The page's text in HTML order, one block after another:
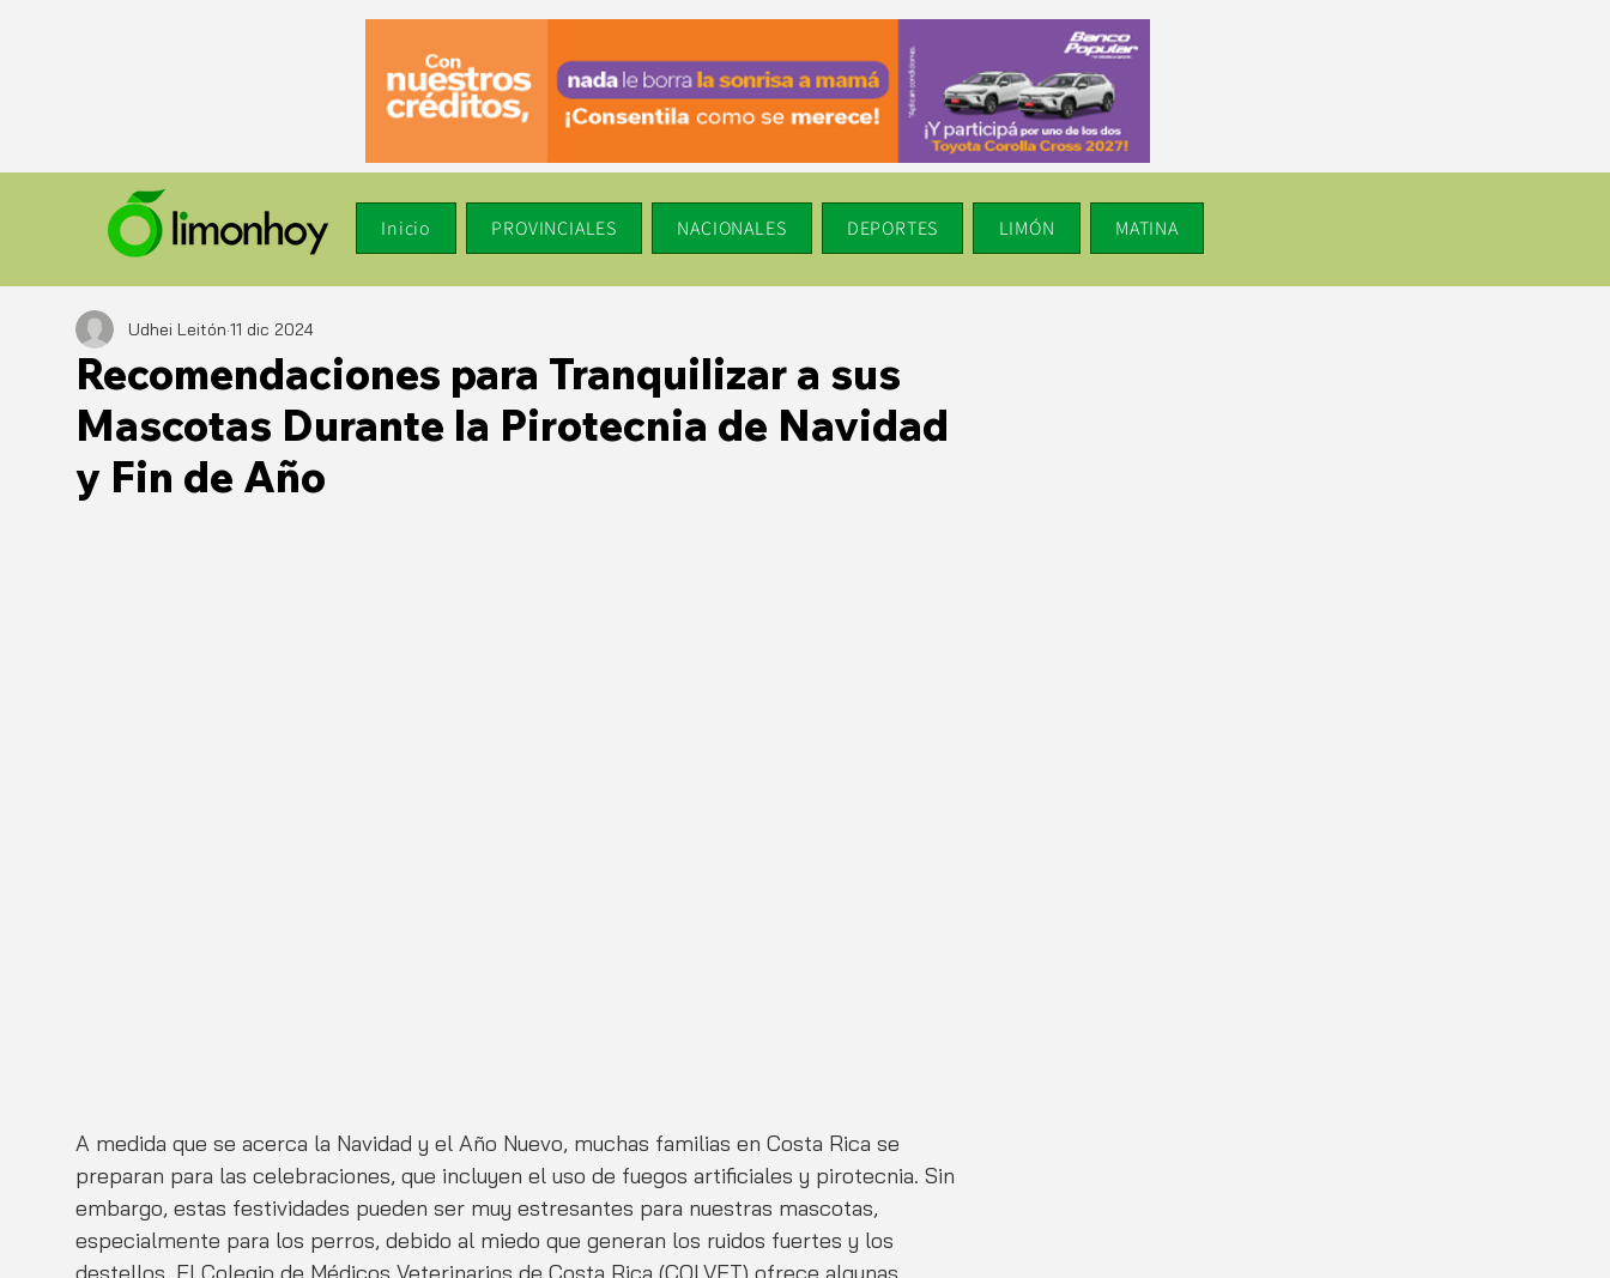
Inicio PROVINCIALES NACIONALES DEPORTES LIMÓN MATINA
Recomendaciones para Tranquilizar a sus
Mascotas Durante la Pirotecnia de Navidad
y Fin de Año
Udhei Leitón 11 dic 2024
A medida que se acerca la Navidad y el Año Nuevo, muchas familias en Costa Rica se
preparan para las celebraciones, que incluyen el uso de fuegos artificiales y pirotecnia. Sin
embargo, estas festividades pueden ser muy estresantes para nuestras mascotas,
especialmente para los perros, debido al miedo que generan los ruidos fuertes y los
destellos. El Colegio de Médicos Veterinarios de Costa Rica (COLVET) ofrece algunas